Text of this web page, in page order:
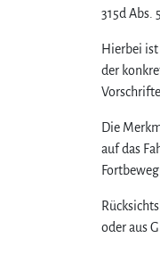
315d Abs.
Hierbei
der
Die
auf das
oder aus